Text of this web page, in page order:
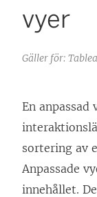
vyer
Gäller för:
En
sortering av
Anpassade
innehållet.